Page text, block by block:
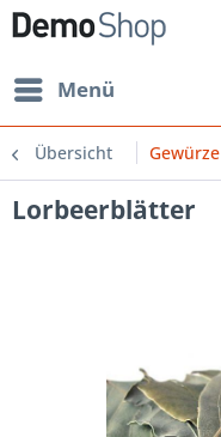
Menü
Übersicht Gewürze
Lorbeerblätter